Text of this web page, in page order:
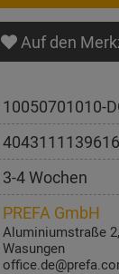
Auf den
10050701010-
4043111139616
3-4 Wochen
PREFA GmbH
Aluminiumstraße
Wasungen